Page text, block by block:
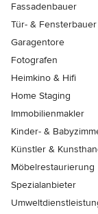
Fassadenbauer
Tür- & Fensterbauer
Garagentore
Fotografen
Heimkino & Hifi
Home Staging
Immobilienmakler
Kinder- &
Künstler &
Möbelrestaurierung
Spezialanbieter